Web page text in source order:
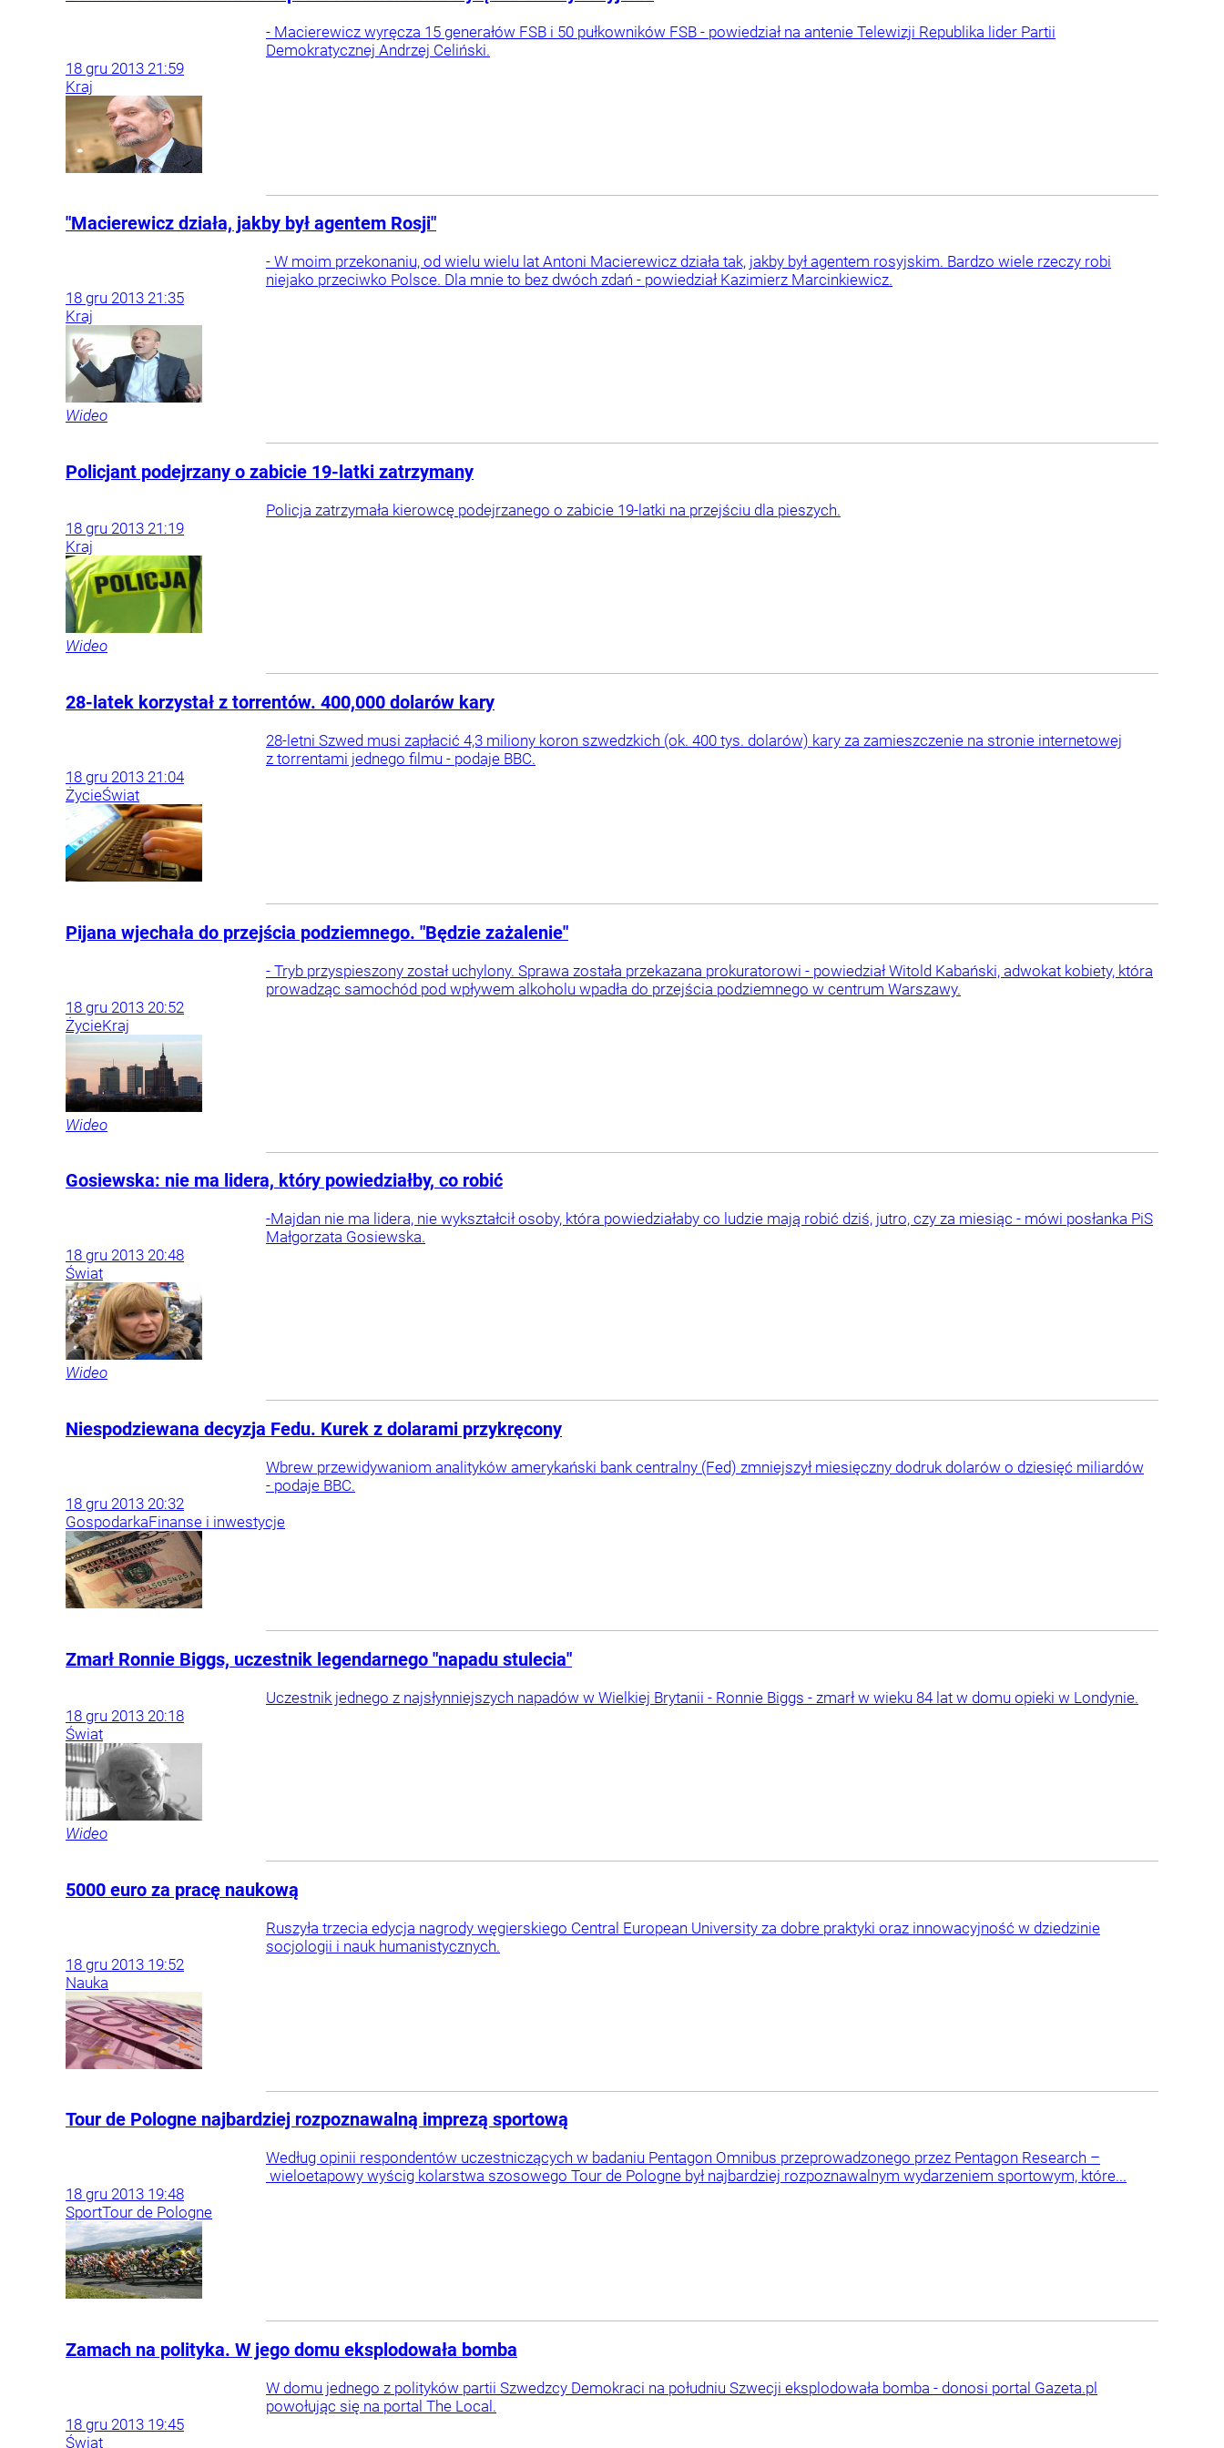
- Macierewicz wyręcza 15 generałów FSB i 50 pułkowników FSB - powiedział na antenie Telewizji Republika lider Partii
Demokratycznej Andrzej Celiński.
18 gru 2013 21:59
Kraj
"Macierewicz działa, jakby był agentem Rosji"
- W moim przekonaniu, od wielu wielu lat Antoni Macierewicz działa tak, jakby był agentem rosyjskim. Bardzo wiele rzeczy robi
niejako przeciwko Polsce. Dla mnie to bez dwóch zdań - powiedział Kazimierz Marcinkiewicz.
18 gru 2013 21:35
Kraj
Wideo
Policjant podejrzany o zabicie 19-latki zatrzymany
Policja zatrzymała kierowcę podejrzanego o zabicie 19-latki na przejściu dla pieszych.
18 gru 2013 21:19
Kraj
Wideo
28-latek korzystał z torrentów. 400,000 dolarów kary
28-letni Szwed musi zapłacić 4,3 miliony koron szwedzkich (ok. 400 tys. dolarów) kary za zamieszczenie na stronie internetowej
z torrentami jednego filmu - podaje BBC.
18 gru 2013 21:04
ŻycieŚwiat
Pijana wjechała do przejścia podziemnego. "Będzie zażalenie"
- Tryb przyspieszony został uchylony. Sprawa została przekazana prokuratorowi - powiedział Witold Kabański, adwokat kobiety, która
prowadząc samochód pod wpływem alkoholu wpadła do przejścia podziemnego w centrum Warszawy.
18 gru 2013 20:52
ŻycieKraj
Wideo
Gosiewska: nie ma lidera, który powiedziałby, co robić
-Majdan nie ma lidera, nie wykształcił osoby, która powiedziałaby co ludzie mają robić dziś, jutro, czy za miesiąc - mówi posłanka PiS
Małgorzata Gosiewska.
18 gru 2013 20:48
Świat
Wideo
Niespodziewana decyzja Fedu. Kurek z dolarami przykręcony
Wbrew przewidywaniom analityków amerykański bank centralny (Fed) zmniejszył miesięczny dodruk dolarów o dziesięć miliardów
- podaje BBC.
18 gru 2013 20:32
GospodarkaFinanse i inwestycje
Zmarł Ronnie Biggs, uczestnik legendarnego "napadu stulecia"
Uczestnik jednego z najsłynniejszych napadów w Wielkiej Brytanii - Ronnie Biggs - zmarł w wieku 84 lat w domu opieki w Londynie.
18 gru 2013 20:18
Świat
Wideo
5000 euro za pracę naukową
Ruszyła trzecia edycja nagrody węgierskiego Central European University za dobre praktyki oraz innowacyjność w dziedzinie
socjologii i nauk humanistycznych.
18 gru 2013 19:52
Nauka
Tour de Pologne najbardziej rozpoznawalną imprezą sportową
Według opinii respondentów uczestniczących w badaniu Pentagon Omnibus przeprowadzonego przez Pentagon Research –
wieloetapowy wyścig kolarstwa szosowego Tour de Pologne był najbardziej rozpoznawalnym wydarzeniem sportowym, które...
18 gru 2013 19:48
SportTour de Pologne
Zamach na polityka. W jego domu eksplodowała bomba
W domu jednego z polityków partii Szwedzcy Demokraci na południu Szwecji eksplodowała bomba - donosi portal Gazeta.pl
powołując się na portal The Local.
18 gru 2013 19:45
Świat